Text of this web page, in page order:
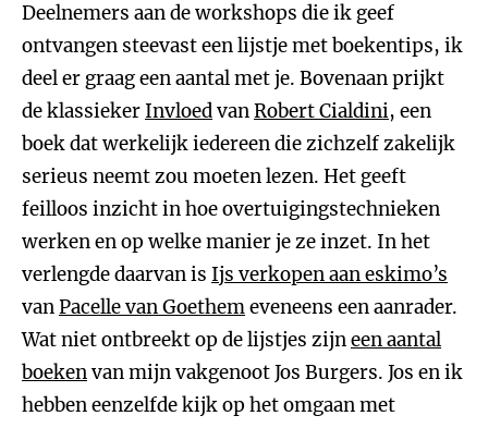
Deelnemers aan de workshops die ik geef
ontvangen steevast een lijstje met boekentips, ik
deel er graag een aantal met je. Bovenaan prijkt
de klassiekerInvloedvanRobert Cialdini, een
boek dat werkelijk iedereen die zichzelf zakelijk
serieus neemt zou moeten lezen. Het geeft
feilloos inzicht in hoe overtuigingstechnieken
werken en op welke manier je ze inzet. In het
verlengde daarvan is Ijs verkopen aan eskimo’s
vanPacelle van Goethemeveneens een aanrader.
Wat niet ontbreekt op de lijstjes zijneen aantal
boekenvan mijn vakgenoot Jos Burgers. Jos en ik
hebben eenzelfde kijk op het omgaan met